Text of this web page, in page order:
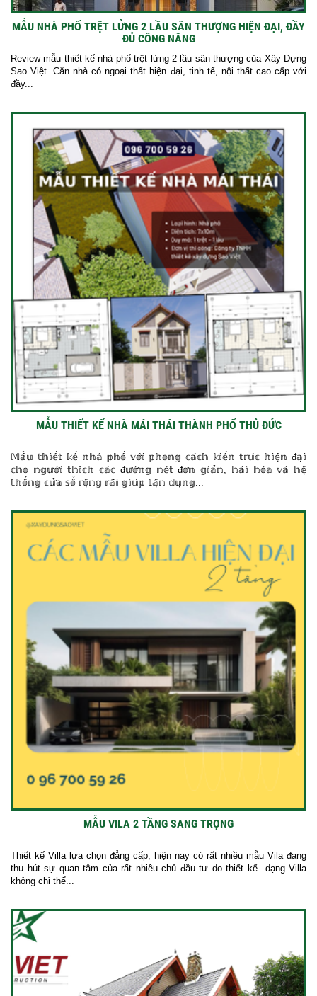
MẪU NHÀ PHỐ TRỆT LỬNG 2 LẦU SÂN THƯỢNG HIỆN ĐẠI, ĐẦY
ĐỦ CÔNG NĂNG
Review mẫu thiết kế nhà phố trệt lửng 2 lầu sân thượng của Xây Dựng
Sao Việt. Căn nhà có ngoại thất hiện đại, tinh tế, nội thất cao cấp với
đầy...
MẪU THIẾT KẾ NHÀ MÁI THÁI THÀNH PHỐ THỦ ĐỨC
𝕄𝕒̂̃𝕦 𝕥𝕙𝕚𝕖̂́𝕥 𝕜𝕖̂́ 𝕟𝕙𝕒̀ 𝕡𝕙𝕠̂́ 𝕧𝕠̛́𝕚 𝕡𝕙𝕠𝕟𝕘 𝕔𝕒́𝕔𝕙 𝕜𝕚𝕖̂́𝕟 𝕥𝕣𝕦́𝕔 𝕙𝕚𝕖̣̂𝕟 đ𝕒̣𝕚
𝕔𝕙𝕠 𝕟𝕘𝕦̛𝕠̛̀𝕚 𝕥𝕙𝕚́𝕔𝕙 𝕔𝕒́𝕔 đ𝕦̛𝕠̛̀𝕟𝕘 𝕟𝕖́𝕥 đ𝕠̛𝕟 𝕘𝕚𝕒̉𝕟, 𝕙𝕒̀𝕚 𝕙𝕠̀𝕒 𝕧𝕒̀ 𝕙𝕖̣̂
𝕥𝕙𝕠̂́𝕟𝕘 𝕔𝕦̛̉𝕒 𝕤𝕠̂̉ 𝕣𝕠̣̂𝕟𝕘 𝕣𝕒̃𝕚 𝕘𝕚𝕦́𝕡 𝕥𝕒̣̂𝕟 𝕕𝕦̣𝕟𝕘...
MẪU VILA 2 TẦNG SANG TRỌNG
Thiết kế Villa lựa chọn đẳng cấp, hiện nay có rất nhiều mẫu Vila đang
thu hút sự quan tâm của rất nhiều chủ đầu tư do thiết kế dạng Villa
không chỉ thể...